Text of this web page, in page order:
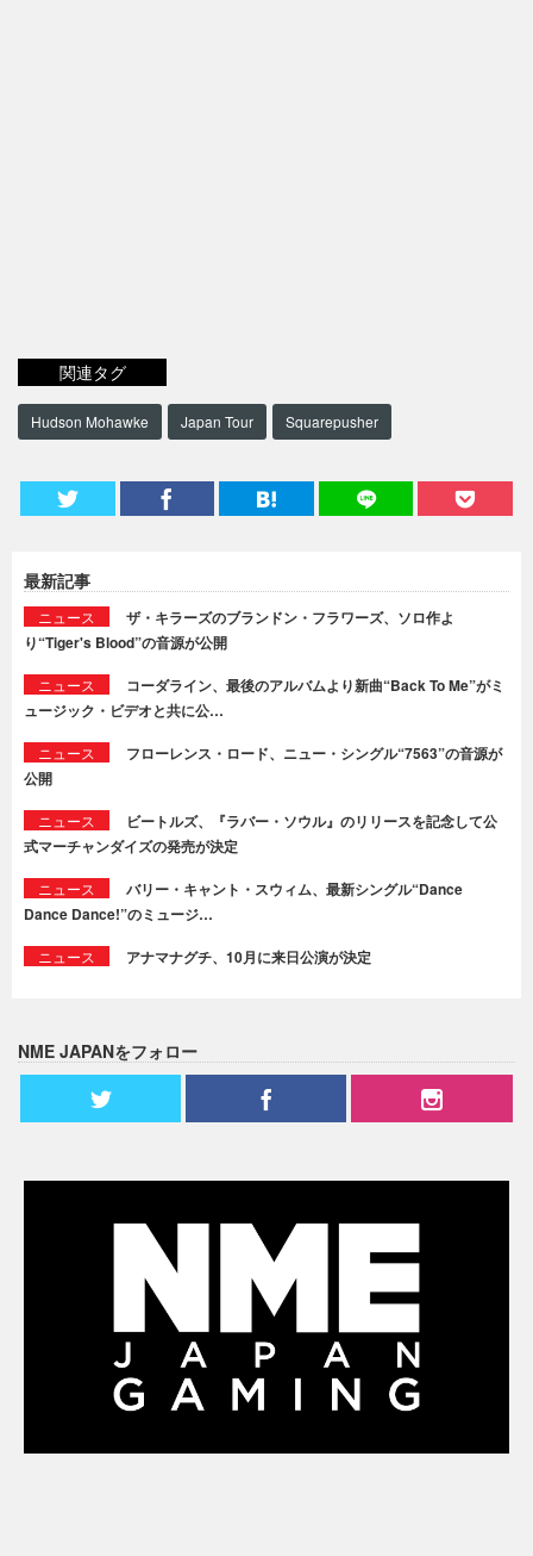
関連タグ
Hudson Mohawke Japan Tour Squarepusher
最新記事
ニュース
ザ・キラーズのブランドン・フラワーズ、ソロ作よ
り“Tiger's Blood”の音源が公開
ニュース
コーダライン、最後のアルバムより新曲“Back To Me”がミ
ュージック・ビデオと共に公…
ニュース
フローレンス・ロード、ニュー・シングル“7563”の音源が
公開
ニュース
ビートルズ、『ラバー・ソウル』のリリースを記念して公
式マーチャンダイズの発売が決定
ニュース
バリー・キャント・スウィム、最新シングル“Dance
Dance Dance!”のミュージ…
ニュース アナマナグチ、10月に来日公演が決定
NME JAPANをフォロー